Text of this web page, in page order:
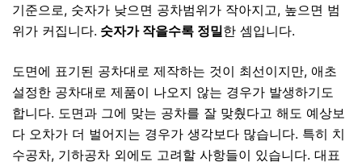
기준으로, 숫자가 낮으면 공차범위가 작아지고, 높으면 범
위가 커집니다. 숫자가 작을수록 정밀한 셈입니다.
도면에 표기된 공차대로 제작하는 것이 최선이지만, 애초
설정한 공차대로 제품이 나오지 않는 경우가 발생하기도
합니다. 도면과 그에 맞는 공차를 잘 맞췄다고 해도 예상보
다 오차가 더 벌어지는 경우가 생각보다 많습니다. 특히 치
수공차, 기하공차 외에도 고려할 사항들이 있습니다. 대표